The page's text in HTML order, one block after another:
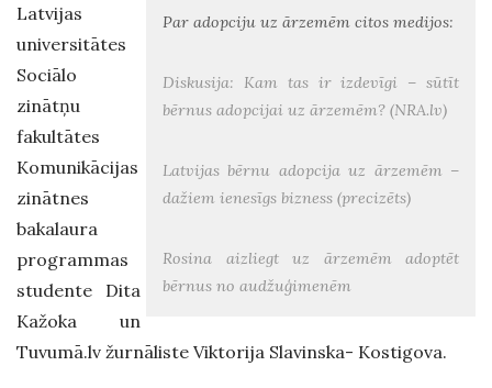
Par adopciju uz ārzemēm citos medijos:
Diskusija: Kam tas ir izdevīgi – sūtīt
bērnus adopcijai uz ārzemēm? (NRA.lv)
Latvijas bērnu adopcija uz ārzemēm –
dažiem ienesīgs bizness (precizēts)
Rosina aizliegt uz ārzemēm adoptēt
bērnus no audžuģimenēm
Latvijas
universitātes
Sociālo
zinātņu
fakultātes
Komunikācijas
zinātnes
bakalaura
programmas
studente Dita
Kažoka un
Tuvumā.lv žurnāliste Viktorija Slavinska- Kostigova.